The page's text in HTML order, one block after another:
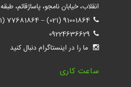
انقلاب، خیابان نامجو، پاساژقائم،
91001864 (021)
–
77681864 (021)
09224636629
ما را در اینستاگرام دنبال کنید
ساعت کاری